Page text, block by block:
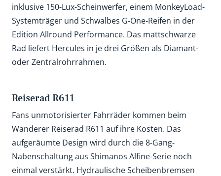
inklusive 150-Lux-Scheinwerfer, einem MonkeyLoad-
Systemträger und Schwalbes G-One-Reifen in der
Edition Allround Performance. Das mattschwarze
Rad liefert Hercules in je drei Größen als Diamant-
oder Zentralrohrrahmen.
Reiserad R611
Fans unmotorisierter Fahrräder kommen beim
Wanderer Reiserad R611 auf ihre Kosten. Das
aufgeräumte Design wird durch die 8-Gang-
Nabenschaltung aus Shimanos Alfine-Serie noch
einmal verstärkt. Hydraulische Scheibenbremsen